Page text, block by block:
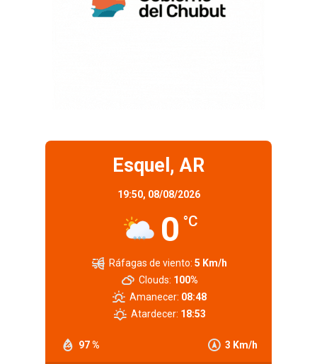
Esquel, AR
19:50, 08/08/2026
0 °C
97 % 3 Km/h
Ráfagas de viento: 5 Km/h
Clouds: 100%
Amanecer: 08:48
Atardecer: 18:53